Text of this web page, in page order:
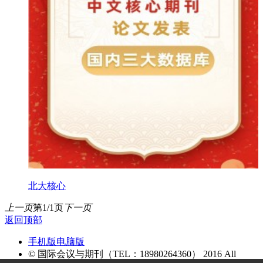
北大核心
上一页第1/1页下一页
返回顶部
手机版电脑版
© 国际会议与期刊（TEL：18980264360） 2016 All